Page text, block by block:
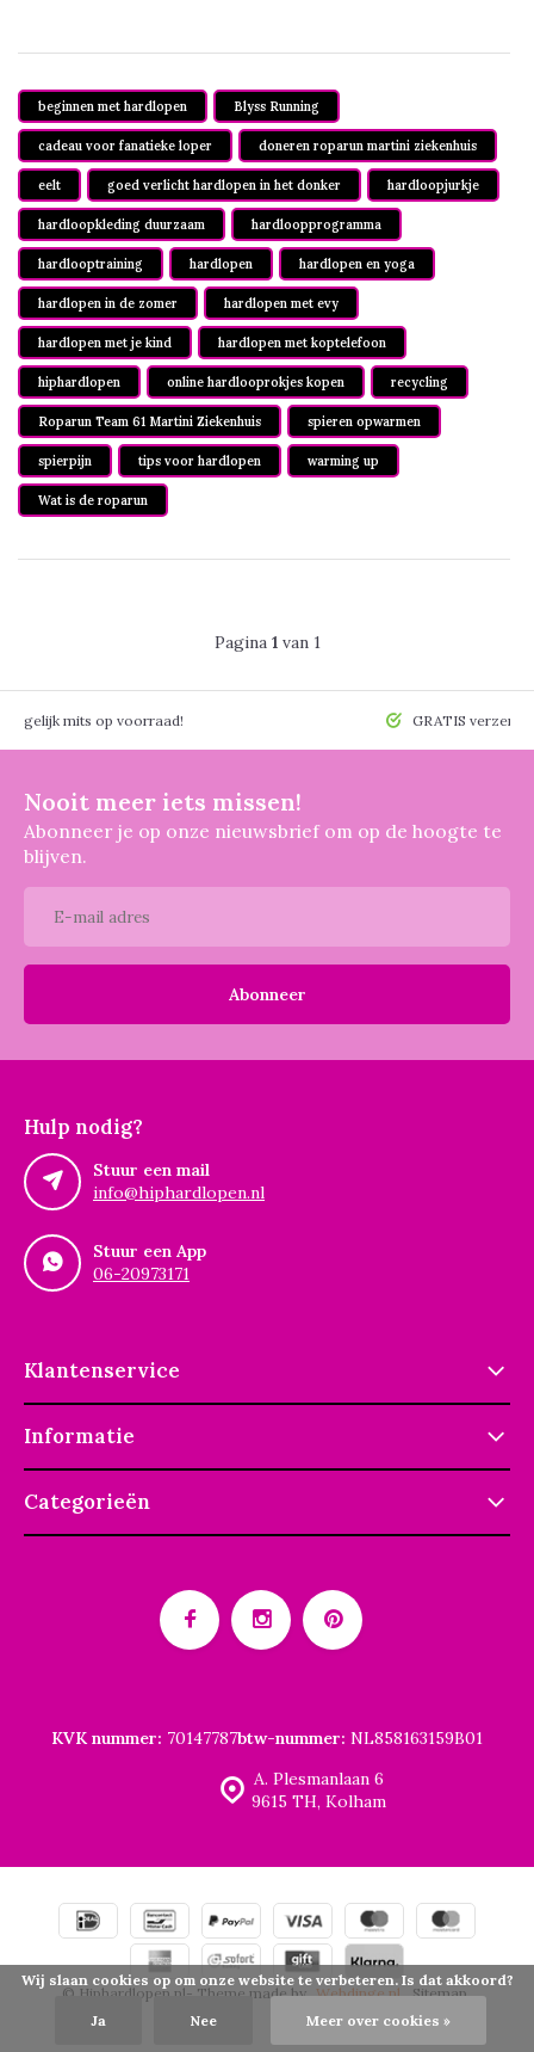
beginnen met hardlopen Blyss Running
cadeau voor fanatieke loper doneren roparun martini ziekenhuis
eelt goed verlicht hardlopen in het donker hardloopjurkje
hardloopkleding duurzaam hardloopprogramma
hardlooptraining hardlopen hardlopen en yoga
hardlopen in de zomer hardlopen met evy
hardlopen met je kind hardlopen met koptelefoon
hiphardlopen online hardlooprokjes kopen recycling
Roparun Team 61 Martini Ziekenhuis spieren opwarmen
spierpijn tips voor hardlopen warming up
Wat is de roparun
Pagina 1van 1
mits op voorraad! GRATIS
Nooit meer iets missen!
Abonneer je op onze nieuwsbrief om op de hoogte te
blijven.
Abonneer
Hulp nodig?
Stuur een mail
info@hiphardlopen.nl
Stuur een App
06-20973171
Klantenservice
Informatie
Categorieën
A. Plesmanlaan 6
9615 TH, Kolham
KVK nummer: 70147787btw-nummer: NL858163159B01
© Hiphardlopen.nl- Theme made by Webdinge.nl Sitemap
Wij slaan cookies op om onze website te verbeteren. Is dat akkoord?
Ja Nee Meer over cookies »